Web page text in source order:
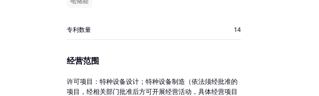
专利数量 14
经营范围
许可项目：特种设备设计；特种设备制造（依法须经批准的
项目，经相关部门批准后方可开展经营活动，具体经营项目